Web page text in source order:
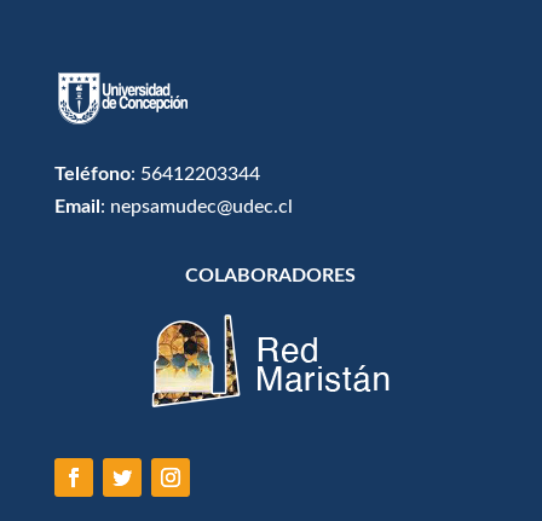
Teléfono: 56412203344
Email : nepsamudec@udec.cl
COLABORADORES